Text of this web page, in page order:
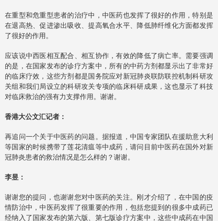
在重型和危重型患者的治疗中，中医药也发挥了很好的作用，特别是
在退高热、促进渗出吸收、提高氧合水平、降低肺纤维化方面都发挥
了很好的作用。
应该说中西医相互配合、相互协作，有效的降低了病亡率。需要强调
的是，在国家发布的诊疗方案中，所有的中药方剂都显示出了非常好
的临床疗效，这些方剂都是国务院应对新冠肺炎联防联控机制科研攻
关组和我们局设立的科研攻关专项的临床科研成果，这也显示了科技
对临床救治的强有力支撑作用。谢谢。
香港大公文汇记者：
再追问一个关于中医药的问题。据报道，中国专家团队在援助意大利
等国家的时候携带了莲花清瘟等中成药，请问目前中医药在国外对新
冠肺炎患者的救治情况是怎么样的？谢谢。
李昱：
谢谢您的提问，也谢谢您对中医药的关注。刚才介绍了，在中国的疫
情防治中，中医药发挥了很重要的作用，包括您提到的很多中成药已
经纳入了国家发布的第六版、第七版诊疗方案中，这些中成药在中国